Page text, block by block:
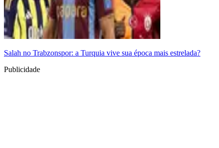
Salah no Trabzonspor: a Turquia vive sua época mais estrelada?
Publicidade